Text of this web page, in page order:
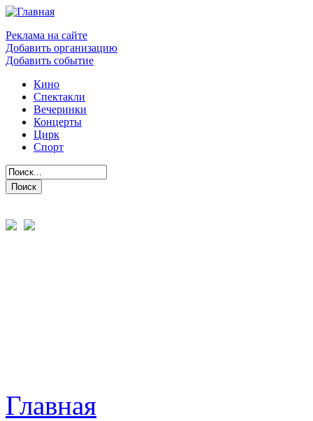
Реклама на сайте
Добавить организацию
Добавить событие
Кино
Спектакли
Вечеринки
Концерты
Цирк
Спорт
Главная